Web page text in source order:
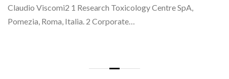
Claudio Viscomi2 1 Research Toxicology Centre SpA,
Pomezia, Roma, Italia. 2 Corporate…